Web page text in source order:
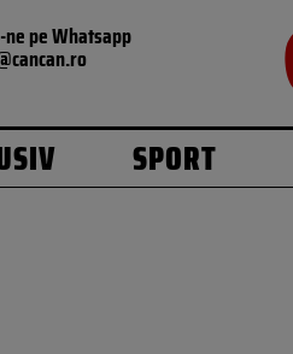
pe Whatsapp
SPORT